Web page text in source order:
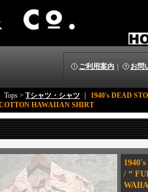
ご利用案内 お問
Tops > Tシャツ・シャツ
1940's DEAD
HAWAIIAN SHIRT
/ “